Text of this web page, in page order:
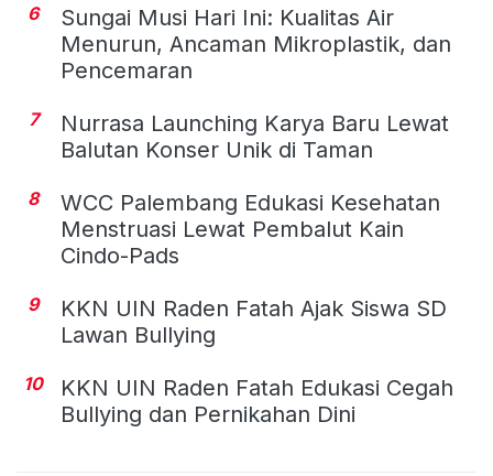
6
Sungai Musi Hari Ini: Kualitas Air
Menurun, Ancaman Mikroplastik, dan
Pencemaran
7
Nurrasa Launching Karya Baru Lewat
Balutan Konser Unik di Taman
8
WCC Palembang Edukasi Kesehatan
Menstruasi Lewat Pembalut Kain
Cindo-Pads
9
KKN UIN Raden Fatah Ajak Siswa SD
Lawan Bullying
10
KKN UIN Raden Fatah Edukasi Cegah
Bullying dan Pernikahan Dini